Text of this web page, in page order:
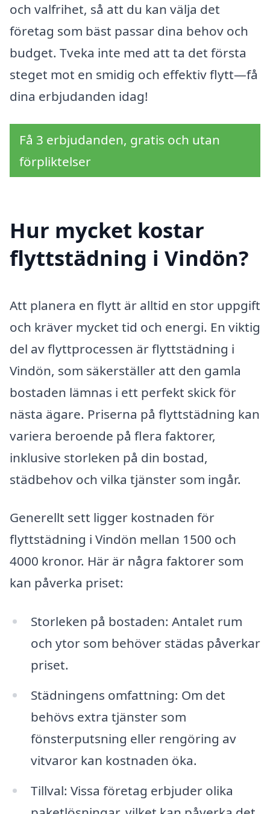
och valfrihet, så att du kan välja det
företag som bäst passar dina behov och
budget. Tveka inte med att ta det första
steget mot en smidig och effektiv flytt—få
dina erbjudanden idag!
Få 3 erbjudanden, gratis och utan
förpliktelser
Hur mycket kostar
flyttstädning i Vindön?
Att planera en flytt är alltid en stor uppgift
och kräver mycket tid och energi. En viktig
del av flyttprocessen är flyttstädning i
Vindön, som säkerställer att den gamla
bostaden lämnas i ett perfekt skick för
nästa ägare. Priserna på flyttstädning kan
variera beroende på flera faktorer,
inklusive storleken på din bostad,
städbehov och vilka tjänster som ingår.
Generellt sett ligger kostnaden för
flyttstädning i Vindön mellan 1500 och
4000 kronor. Här är några faktorer som
kan påverka priset:
Storleken på bostaden: Antalet rum
och ytor som behöver städas påverkar
priset.
Städningens omfattning: Om det
behövs extra tjänster som
fönsterputsning eller rengöring av
vitvaror kan kostnaden öka.
Tillval: Vissa företag erbjuder olika